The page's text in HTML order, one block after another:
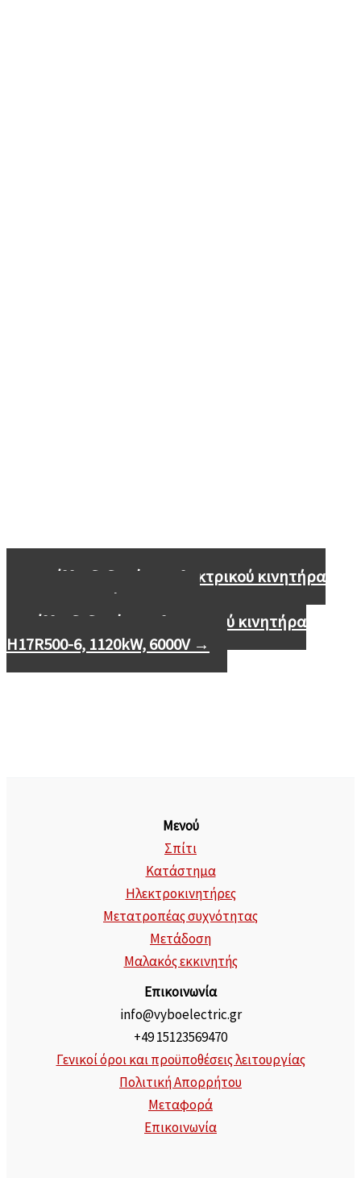
Φύλλο δεδομένων ηλεκτρικού κινητήρα
H17R500-6, 900kW, 6000V
Φύλλο δεδομένων ηλεκτρικού κινητήρα
H17R500-6, 1120kW, 6000V →
Μενού
Σπίτι
Κατάστημα
Ηλεκτροκινητήρες
Μετατροπέας συχνότητας
Μετάδοση
Μαλακός εκκινητής
Επικοινωνία
info@vyboelectric.gr
+49 15123569470
Γενικοί όροι και προϋποθέσεις λειτουργίας
Πολιτική Απορρήτου
Μεταφορά
Επικοινωνία